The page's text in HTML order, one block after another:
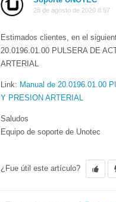
28 de agosto de 2020 8:57
Estimados clientes, en el
20.0196.01.00 PULSERA DE
ARTERIAL
Link: Manual de 20.0196.01.00
Y PRESION ARTERIAL
Saludos
Equipo de soporte de Unotec
¿Fue útil este artículo?